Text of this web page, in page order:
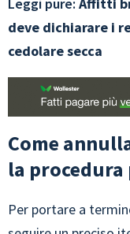
deve dichiarare i
cedolare secca
Come
la procedura
Per portare a